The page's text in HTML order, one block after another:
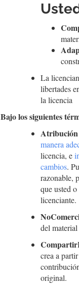
La
libertades
la licencia
Bajo los siguientes
Atribución
manera
licencia, e
cambios.
razonable,
que usted
licenciante.
del
crea a
original.